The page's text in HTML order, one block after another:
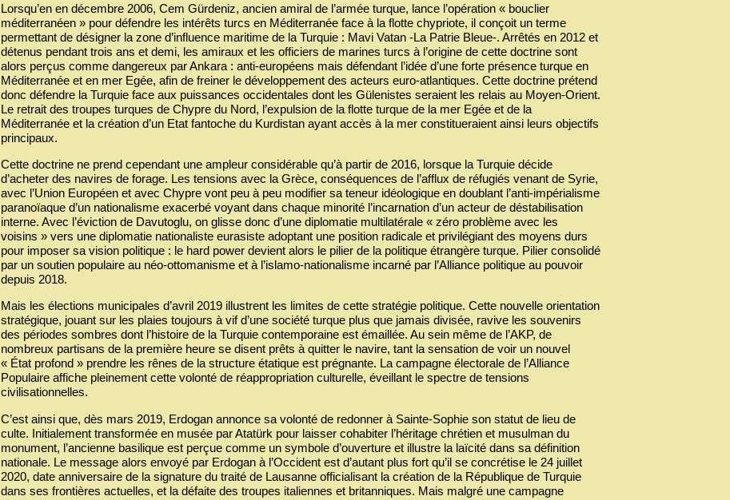
Lorsqu’en en décembre 2006, Cem Gürdeniz, ancien amiral de l’armée turque, lance l’opération « bouclier
méditerranéen » pour défendre les intérêts turcs en Méditerranée face à la flotte chypriote, il conçoit un terme
permettant de désigner la zone d’influence maritime de la Turquie : Mavi Vatan -La Patrie Bleue-. Arrêtés en 2012 et
détenus pendant trois ans et demi, les amiraux et les officiers de marines turcs à l’origine de cette doctrine sont
alors perçus comme dangereux par Ankara : anti-européens mais défendant l’idée d’une forte présence turque en
Méditerranée et en mer Egée, afin de freiner le développement des acteurs euro-atlantiques. Cette doctrine prétend
donc défendre la Turquie face aux puissances occidentales dont les Gülenistes seraient les relais au Moyen-Orient.
Le retrait des troupes turques de Chypre du Nord, l’expulsion de la flotte turque de la mer Egée et de la
Méditerranée et la création d’un Etat fantoche du Kurdistan ayant accès à la mer constitueraient ainsi leurs objectifs
principaux.
Cette doctrine ne prend cependant une ampleur considérable qu’à partir de 2016, lorsque la Turquie décide
d’acheter des navires de forage. Les tensions avec la Grèce, conséquences de l’afflux de réfugiés venant de Syrie,
avec l’Union Européen et avec Chypre vont peu à peu modifier sa teneur idéologique en doublant l’anti-impérialisme
paranoïaque d’un nationalisme exacerbé voyant dans chaque minorité l’incarnation d’un acteur de déstabilisation
interne. Avec l’éviction de Davutoglu, on glisse donc d’une diplomatie multilatérale « zéro problème avec les
voisins » vers une diplomatie nationaliste eurasiste adoptant une position radicale et privilégiant des moyens durs
pour imposer sa vision politique : le hard power devient alors le pilier de la politique étrangère turque. Pilier consolidé
par un soutien populaire au néo-ottomanisme et à l’islamo-nationalisme incarné par l’Alliance politique au pouvoir
depuis 2018.
Mais les élections municipales d’avril 2019 illustrent les limites de cette stratégie politique. Cette nouvelle orientation
stratégique, jouant sur les plaies toujours à vif d’une société turque plus que jamais divisée, ravive les souvenirs
des périodes sombres dont l’histoire de la Turquie contemporaine est émaillée. Au sein même de l’AKP, de
nombreux partisans de la première heure se disent prêts à quitter le navire, tant la sensation de voir un nouvel
« État profond » prendre les rênes de la structure étatique est prégnante. La campagne électorale de l’Alliance
Populaire affiche pleinement cette volonté de réappropriation culturelle, éveillant le spectre de tensions
civilisationnelles.
C’est ainsi que, dès mars 2019, Erdogan annonce sa volonté de redonner à Sainte-Sophie son statut de lieu de
culte. Initialement transformée en musée par Atatürk pour laisser cohabiter l’héritage chrétien et musulman du
monument, l’ancienne basilique est perçue comme un symbole d’ouverture et illustre la laïcité dans sa définition
nationale. Le message alors envoyé par Erdogan à l’Occident est d’autant plus fort qu’il se concrétise le 24 juillet
2020, date anniversaire de la signature du traité de Lausanne officialisant la création de la République de Turquie
dans ses frontières actuelles, et la défaite des troupes italiennes et britanniques. Mais malgré une campagne